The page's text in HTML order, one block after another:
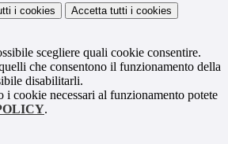
i cookies Accetta tutti i cookies
scegliere quali cookie consentire.
che consentono il funzionamento della
disabilitarli.
i cookie necessari al funzionamento potete
.